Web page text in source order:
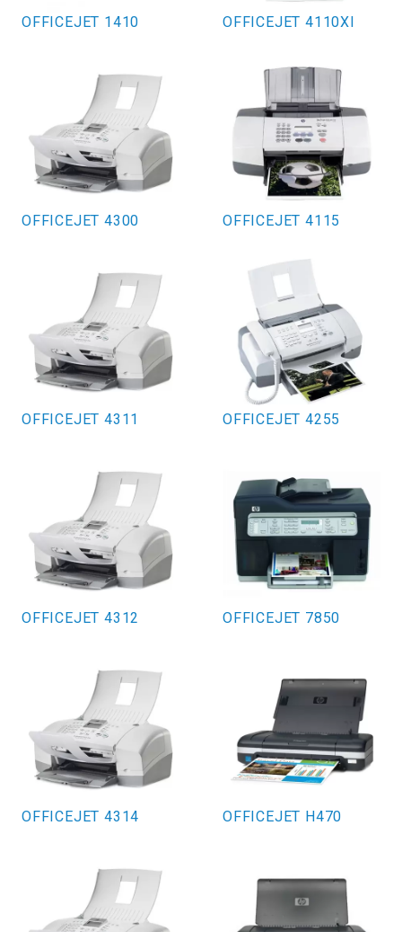
OFFICEJET 1410
OFFICEJET 4300
OFFICEJET 4311
OFFICEJET 4312
OFFICEJET 4314
OFFICEJET 4110XI
OFFICEJET 4115
OFFICEJET 4255
OFFICEJET 7850
OFFICEJET H470